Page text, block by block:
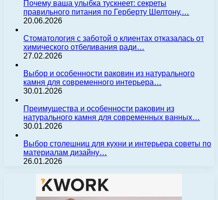
Почему ваша улыбка тускнеет: секреты
правильного питания по Герберту Шелтону,…
20.06.2026
Стоматология с заботой о клиентах отказалась от
химического отбеливания ради…
27.02.2026
Выбор и особенности раковин из натурального
камня для современного интерьера…
30.01.2026
Преимущества и особенности раковин из
натурального камня для современных ванных…
30.01.2026
Выбор столешниц для кухни и интерьера советы по
материалам дизайну…
26.01.2026